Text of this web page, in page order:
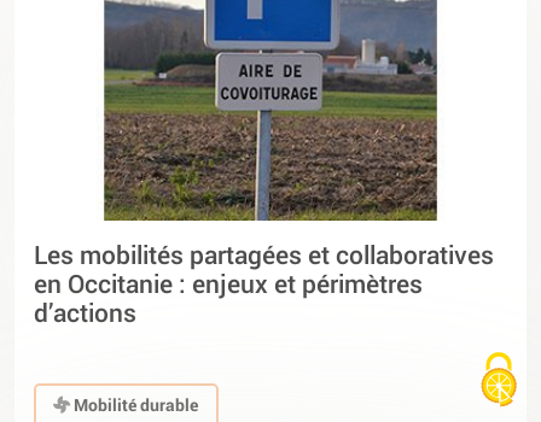
Les mobilités partagées et collaboratives
en Occitanie : enjeux et périmètres
d’actions
Mobilité durable